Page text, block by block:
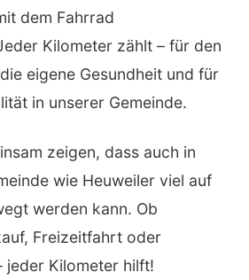
dem Fahrrad
Kilometer zählt – für den
eigene Gesundheit und für
in unserer Gemeinde.
zeigen, dass auch in
wie Heuweiler viel auf
werden kann. Ob
Freizeitfahrt oder
jeder Kilometer hilft!